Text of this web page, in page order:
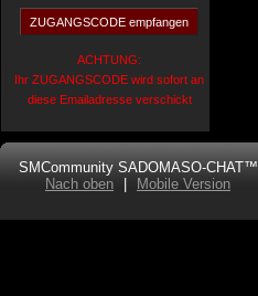
ACHTUNG:
Ihr ZUGANGSCODE wird sofort an
diese Emailadresse verschickt
SMCommunity SADOMASO-CHAT™
Nach oben
Mobile Version